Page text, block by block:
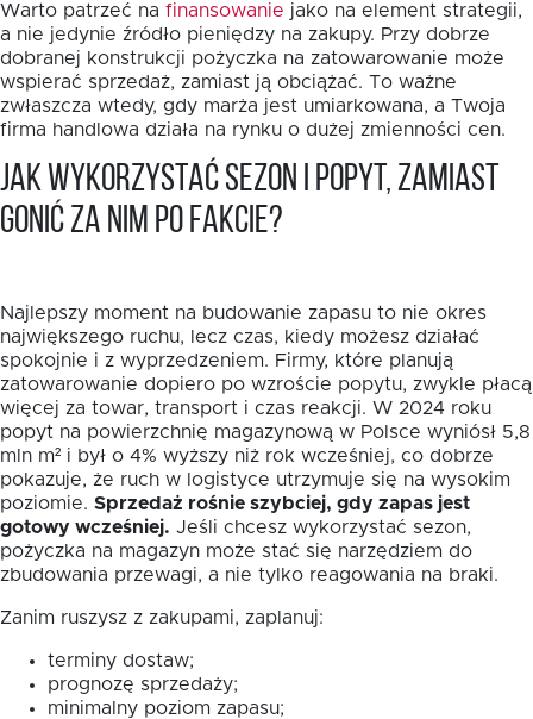
Warto patrzeć na finansowanie jako na element strategii,
a nie jedynie źródło pieniędzy na zakupy. Przy dobrze
dobranej konstrukcji pożyczka na zatowarowanie może
wspierać sprzedaż, zamiast ją obciążać. To ważne
zwłaszcza wtedy, gdy marża jest umiarkowana, a Twoja
firma handlowa działa na rynku o dużej zmienności cen.
Jak wykorzystać sezon i popyt, zamiast
gonić za nim po fakcie?
Najlepszy moment na budowanie zapasu to nie okres
największego ruchu, lecz czas, kiedy możesz działać
spokojnie i z wyprzedzeniem. Firmy, które planują
zatowarowanie dopiero po wzroście popytu, zwykle płacą
więcej za towar, transport i czas reakcji. W 2024 roku
popyt na powierzchnię magazynową w Polsce wyniósł 5,8
mln m² i był o 4% wyższy niż rok wcześniej, co dobrze
pokazuje, że ruch w logistyce utrzymuje się na wysokim
poziomie. Sprzedaż rośnie szybciej, gdy zapas jest
gotowy wcześniej. Jeśli chcesz wykorzystać sezon,
pożyczka na magazyn może stać się narzędziem do
zbudowania przewagi, a nie tylko reagowania na braki.
Zanim ruszysz z zakupami, zaplanuj:
terminy dostaw;
prognozę sprzedaży;
minimalny poziom zapasu;